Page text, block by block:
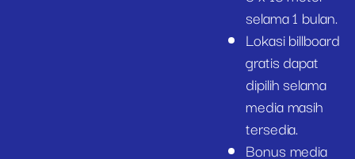
selama 1 bulan.
Lokasi billboard
gratis dapat
dipilih selama
media masih
tersedia.
Bonus media